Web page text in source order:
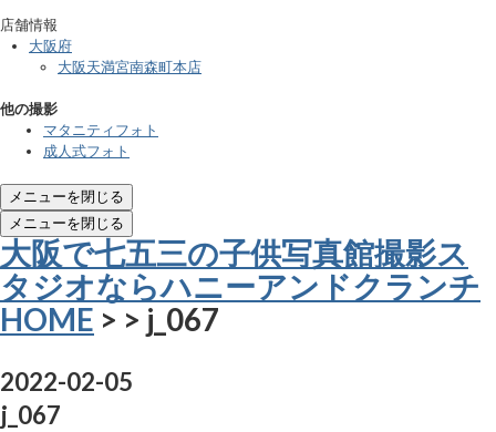
店舗情報
大阪府
大阪天満宮南森町本店
他の撮影
マタニティフォト
成人式フォト
メニューを閉じる
メニューを閉じる
大阪で七五三の子供写真館撮影ス
タジオならハニーアンドクランチ
HOME > > j_067
2022-02-05
j_067